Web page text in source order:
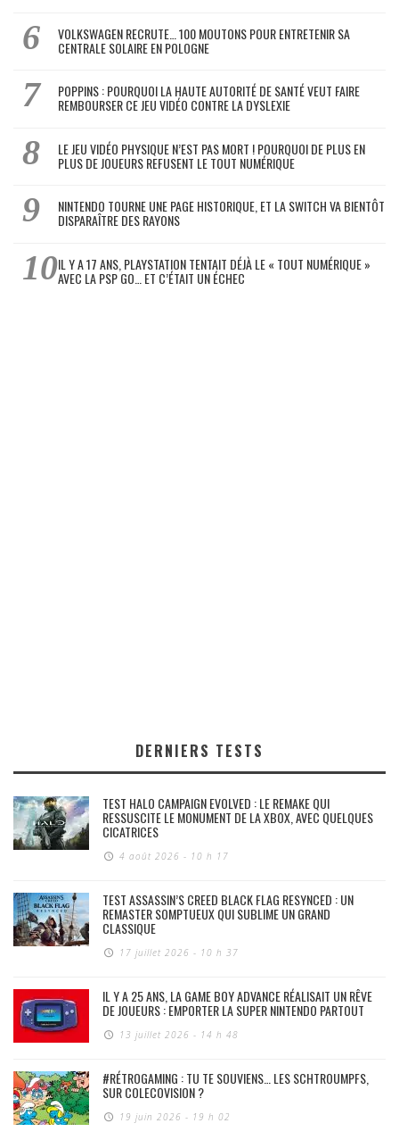
VOLKSWAGEN RECRUTE… 100 MOUTONS POUR ENTRETENIR SA
CENTRALE SOLAIRE EN POLOGNE
POPPINS : POURQUOI LA HAUTE AUTORITÉ DE SANTÉ VEUT FAIRE
REMBOURSER CE JEU VIDÉO CONTRE LA DYSLEXIE
LE JEU VIDÉO PHYSIQUE N’EST PAS MORT ! POURQUOI DE PLUS EN
PLUS DE JOUEURS REFUSENT LE TOUT NUMÉRIQUE
NINTENDO TOURNE UNE PAGE HISTORIQUE, ET LA SWITCH VA BIENTÔT
DISPARAÎTRE DES RAYONS
IL Y A 17 ANS, PLAYSTATION TENTAIT DÉJÀ LE « TOUT NUMÉRIQUE »
AVEC LA PSP GO… ET C’ÉTAIT UN ÉCHEC
DERNIERS TESTS
TEST HALO CAMPAIGN EVOLVED : LE REMAKE QUI
RESSUSCITE LE MONUMENT DE LA XBOX, AVEC QUELQUES
CICATRICES
4 août 2026 - 10 h 17
TEST ASSASSIN’S CREED BLACK FLAG RESYNCED : UN
REMASTER SOMPTUEUX QUI SUBLIME UN GRAND
CLASSIQUE
17 juillet 2026 - 10 h 37
IL Y A 25 ANS, LA GAME BOY ADVANCE RÉALISAIT UN RÊVE
DE JOUEURS : EMPORTER LA SUPER NINTENDO PARTOUT
13 juillet 2026 - 14 h 48
#RÉTROGAMING : TU TE SOUVIENS… LES SCHTROUMPFS,
SUR COLECOVISION ?
19 juin 2026 - 19 h 02